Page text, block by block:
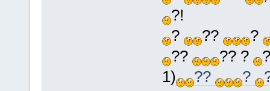
?!
?
??
?
??
?? ?
1)
?? ?